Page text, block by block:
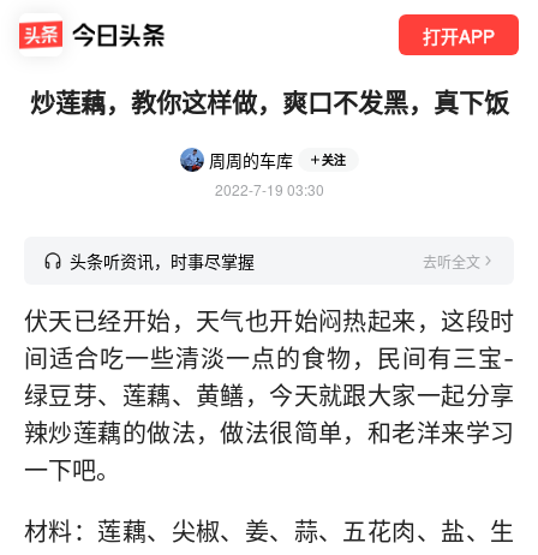
打开APP
炒莲藕，教你这样做，爽口不发黑，真下饭
周周的车库 关注
2022-7-19 03:30
头条听资讯，时事尽掌握 去听全文
伏天已经开始，天气也开始闷热起来，这段时
间适合吃一些清淡一点的食物，民间有三宝-
绿豆芽、莲藕、黄鳝，今天就跟大家一起分享
辣炒莲藕的做法，做法很简单，和老洋来学习
一下吧。
材料：莲藕、尖椒、姜、蒜、五花肉、盐、生